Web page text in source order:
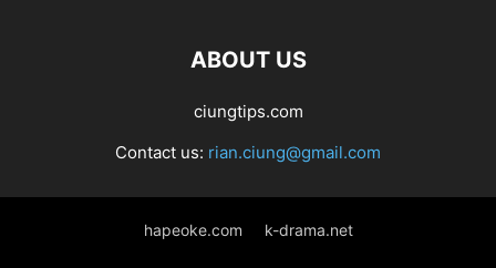
ABOUT US
ciungtips.com
Contact us: rian.ciung@gmail.com
hapeoke.com k-drama.net